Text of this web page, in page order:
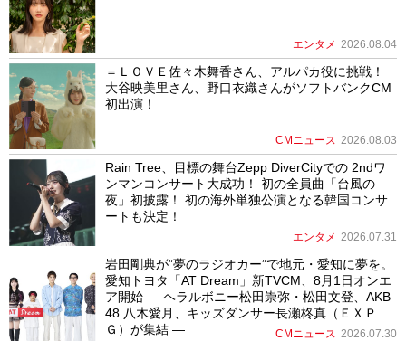
エンタメ 2026.08.04
＝ＬＯＶＥ佐々木舞香さん、アルパカ役に挑戦！
大谷映美里さん、野口衣織さんがソフトバンクCM
初出演！
CMニュース 2026.08.03
Rain Tree、目標の舞台Zepp DiverCityでの 2ndワ
ンマンコンサート大成功！ 初の全員曲「台風の
夜」初披露！ 初の海外単独公演となる韓国コンサ
ートも決定！
エンタメ 2026.07.31
岩田剛典が”夢のラジオカー”で地元・愛知に夢を。
愛知トヨタ「AT Dream」新TVCM、8月1日オンエ
ア開始 ― ヘラルボニー松田崇弥・松田文登、AKB
48 八木愛月、キッズダンサー長瀬柊真（ＥＸＰ
Ｇ）が集結 ―
CMニュース 2026.07.30